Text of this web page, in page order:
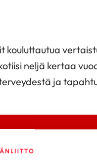
kouluttautua
neljä kertaa
ja